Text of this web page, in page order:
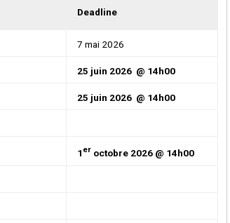
Deadline
7 mai 2026
25 juin 2026 @ 14h00
25 juin 2026 @ 14h00
1 er octobre 2026 @ 14h00